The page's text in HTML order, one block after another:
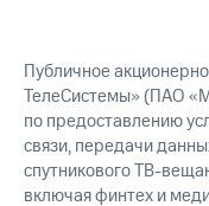
Контакты
развитие
деловая этика
На главную
Публичное
ТелеСистемы» (ПАО
по предоставлению
связи, передачи
спутникового ТВ-
включая финтех и